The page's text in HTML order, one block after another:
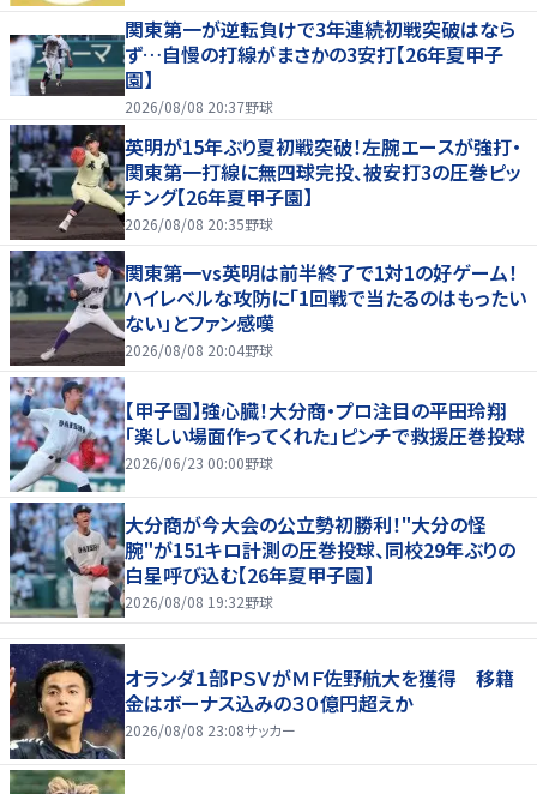
関東第一が逆転負けで3年連続初戦突破はなら
ず…自慢の打線がまさかの3安打【26年夏甲子
園】
2026/08/08 20:37野球
英明が15年ぶり夏初戦突破！左腕エースが強打・
関東第一打線に無四球完投、被安打3の圧巻ピッ
チング【26年夏甲子園】
2026/08/08 20:35野球
関東第一vs英明は前半終了で1対1の好ゲーム！
ハイレベルな攻防に「1回戦で当たるのはもったい
ない」とファン感嘆
2026/08/08 20:04野球
【甲子園】強心臓！大分商・プロ注目の平田玲翔
「楽しい場面作ってくれた」ピンチで救援圧巻投球
2026/06/23 00:00野球
大分商が今大会の公立勢初勝利！"大分の怪
腕"が151キロ計測の圧巻投球、同校29年ぶりの
白星呼び込む【26年夏甲子園】
2026/08/08 19:32野球
オランダ１部ＰＳＶがＭＦ佐野航大を獲得 移籍
金はボーナス込みの３０億円超えか
2026/08/08 23:08サッカー